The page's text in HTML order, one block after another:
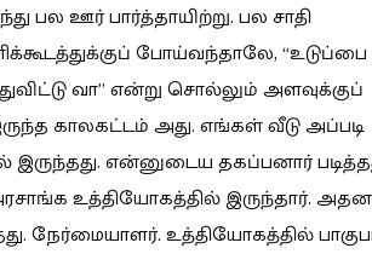
பல ஊர் பார்த்தாயிற்று. பல சாதி
போய்வந்தாலே, “உடுப்பை
வா” என்று சொல்லும் அளவுக்குப்
காலகட்டம் அது. எங்கள் வீடு அப்படி
என்னுடைய தகப்பனார்
உத்தியோகத்தில் இருந்தார்.
நேர்மையாளர். உத்தியோகத்தில்